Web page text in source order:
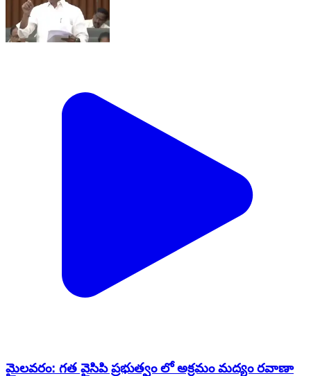
మైలవరం: గత వైసిపి ప్రభుత్వం లో అక్రమం మద్యం రవాణా